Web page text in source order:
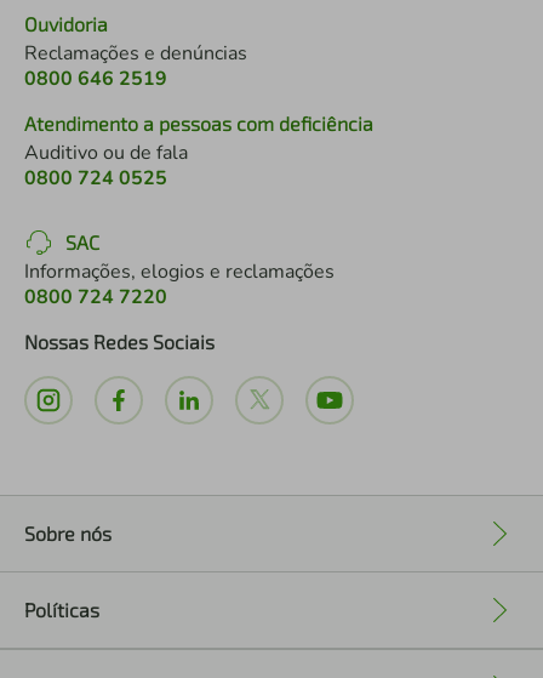
Ouvidoria
Reclamações e denúncias
0800 646 2519
Atendimento a pessoas com deficiência
Auditivo ou de fala
0800 724 0525
SAC
Informações, elogios e reclamações
0800 724 7220
Nossas Redes Sociais
Sobre nós
Políticas